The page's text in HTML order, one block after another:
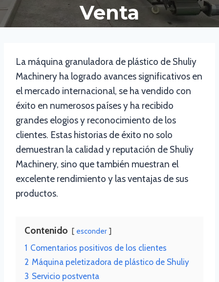
Venta
La máquina granuladora de plástico de Shuliy
Machinery ha logrado avances significativos en
el mercado internacional, se ha vendido con
éxito en numerosos países y ha recibido
grandes elogios y reconocimiento de los
clientes. Estas historias de éxito no solo
demuestran la calidad y reputación de Shuliy
Machinery, sino que también muestran el
excelente rendimiento y las ventajas de sus
productos.
Contenido esconder
1 Comentarios positivos de los clientes
2 Máquina peletizadora de plástico de Shuliy
3 Servicio postventa